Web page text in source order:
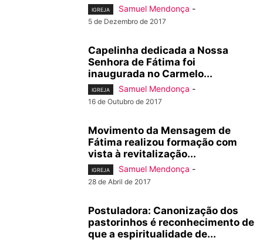
IGREJA Samuel Mendonça -
5 de Dezembro de 2017
Capelinha dedicada a Nossa
Senhora de Fátima foi
inaugurada no Carmelo...
IGREJA Samuel Mendonça -
16 de Outubro de 2017
Movimento da Mensagem de
Fátima realizou formação com
vista à revitalização...
IGREJA Samuel Mendonça -
28 de Abril de 2017
Postuladora: Canonização dos
pastorinhos é reconhecimento de
que a espiritualidade de...